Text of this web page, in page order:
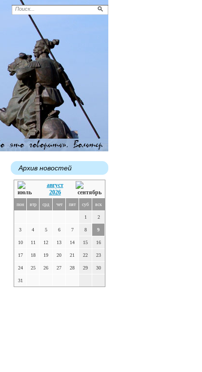
Архив новостей
август
2026
пон втр срд чет пят суб вск
1 2
3 4 5 6 7 8 9
10 11 12 13 14 15 16
17 18 19 20 21 22 23
24 25 26 27 28 29 30
31